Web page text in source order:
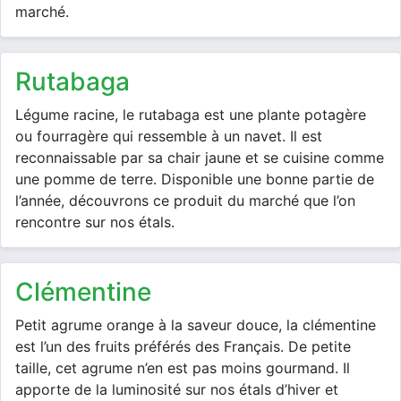
marché.
rutabaga
Légume racine, le rutabaga est une plante potagère
ou fourragère qui ressemble à un navet. Il est
reconnaissable par sa chair jaune et se cuisine comme
une pomme de terre. Disponible une bonne partie de
l’année, découvrons ce produit du marché que l’on
rencontre sur nos étals.
clémentine
Petit agrume orange à la saveur douce, la clémentine
est l’un des fruits préférés des Français. De petite
taille, cet agrume n’en est pas moins gourmand. Il
apporte de la luminosité sur nos étals d’hiver et